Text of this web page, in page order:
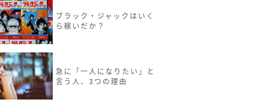
ブラック・ジャックはいく
ら稼いだか？
急に「一人になりたい」と
言う人、3つの理由